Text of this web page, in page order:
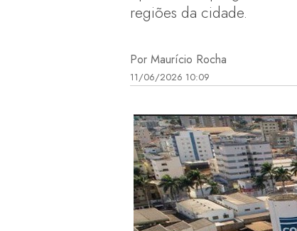
regiões da cidade.
Por Maurício Rocha
11/06/2026 10:09